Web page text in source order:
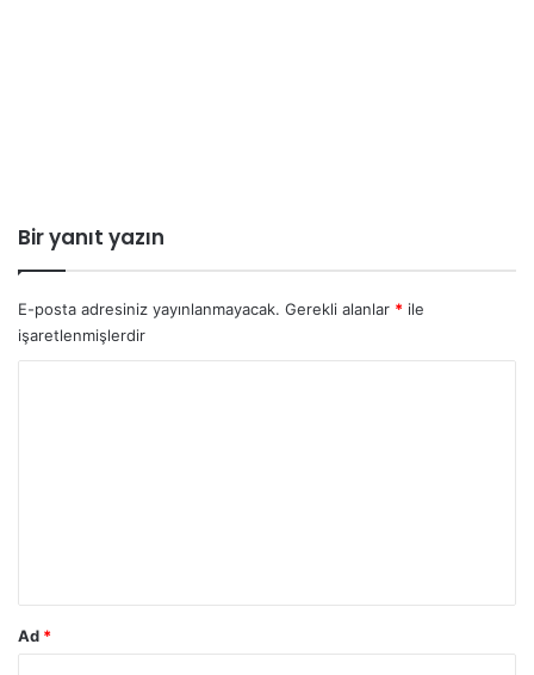
Bir yanıt yazın
E-posta adresiniz yayınlanmayacak. Gerekli alanlar * ile
işaretlenmişlerdir
Ad *